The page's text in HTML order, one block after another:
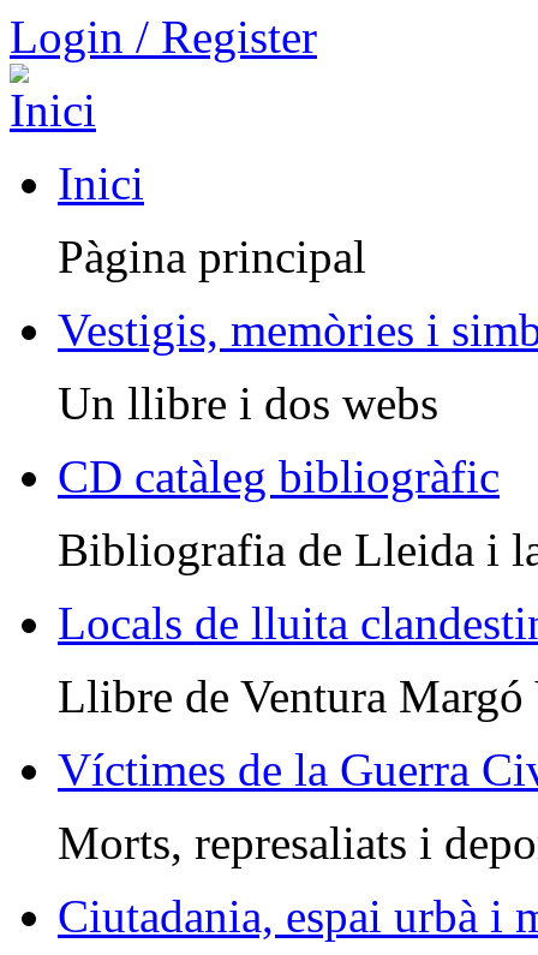
Login / Register
Inici
Pàgina principal
Vestigis, memòries i
Un llibre i dos webs
CD catàleg bibliogràfic
Bibliografia de Lleida i
Locals de lluita
Llibre de Ventura Margó
Víctimes de la Guerra
Morts, represaliats i
Ciutadania, espai urbà i